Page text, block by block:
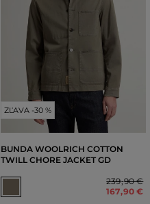
ZĽAVA -30 %
BUNDA WOOLRICH COTTON
TWILL CHORE JACKET GD
239,90 €
167,90 €